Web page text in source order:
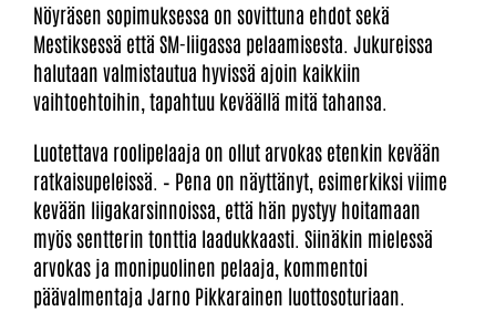
Nöyräsen sopimuksessa on sovittuna ehdot sekä
Mestiksessä että SM-liigassa pelaamisesta. Jukureissa
halutaan valmistautua hyvissä ajoin kaikkiin
vaihtoehtoihin, tapahtuu keväällä mitä tahansa.
Luotettava roolipelaaja on ollut arvokas etenkin kevään
ratkaisupeleissä. – Pena on näyttänyt, esimerkiksi viime
kevään liigakarsinnoissa, että hän pystyy hoitamaan
myös sentterin tonttia laadukkaasti. Siinäkin mielessä
arvokas ja monipuolinen pelaaja, kommentoi
päävalmentaja Jarno Pikkarainen luottosoturiaan.